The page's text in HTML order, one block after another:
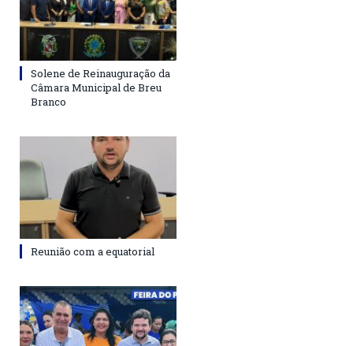
Solene de Reinauguração da
Câmara Municipal de Breu
Branco
Reunião com a equatorial